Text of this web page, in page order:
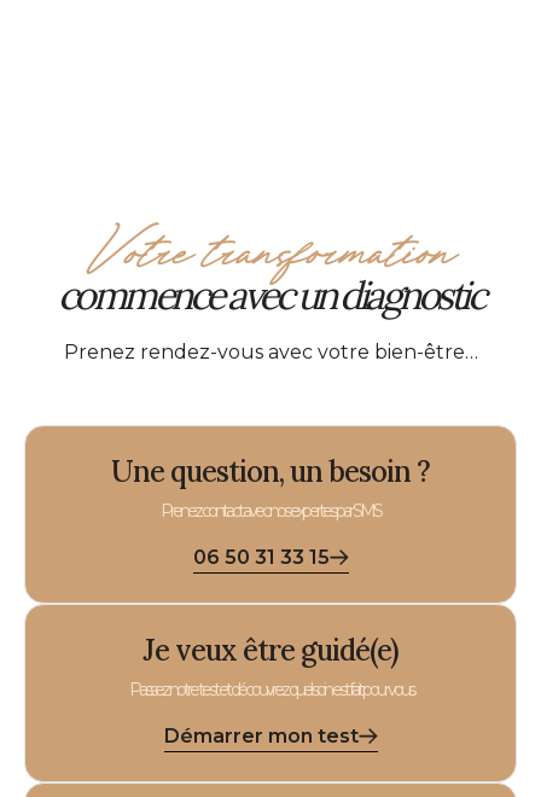
Votre transformation
commence avec un diagnostic
Prenez rendez-vous avec votre bien-être…
Une question, un besoin ?
Prenez contact avec nos expertes par SMS
06 50 31 33 15
Je veux être guidé(e)
Passez notre test et découvrez quel soin est fait pour vous.
Démarrer mon test